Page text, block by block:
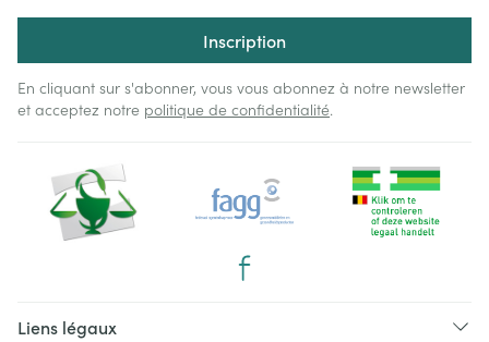
Inscription
En cliquant sur s'abonner, vous vous abonnez à notre newsletter
et acceptez notre politique de confidentialité.
Liens légaux